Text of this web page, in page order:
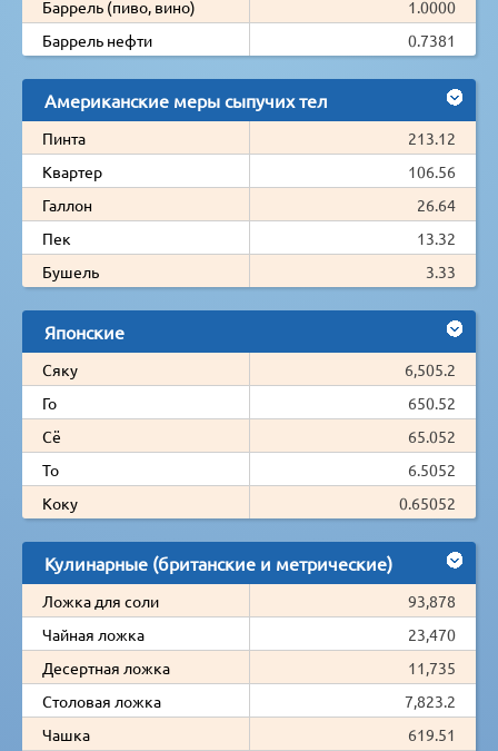
Баррель (пиво, вино)
1.0000
Баррель нефти
0.7381
Американские меры сыпучих тел
Пинта
213.12
Квартер
106.56
Галлон
26.64
Пек
13.32
Бушель
3.33
Японские
Сяку
6,505.2
Го
650.52
Сё
65.052
То
6.5052
Коку
0.65052
Кулинарные (британские и метрические)
Ложка для соли
93,878
Чайная ложка
23,470
Десертная ложка
11,735
Столовая ложка
7,823.2
Чашка
619.51